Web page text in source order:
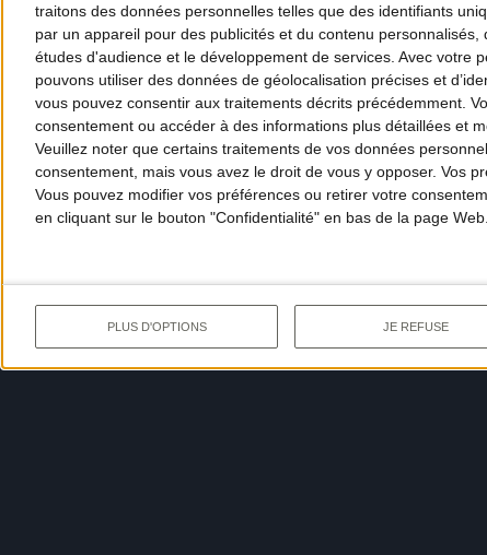
traitons des données personnelles telles que des identifiants
par un appareil pour des publicités et du contenu
études d'audience et le développement de services. Avec votre
pouvons utiliser des données de géolocalisation précises et
vous pouvez consentir aux traitements décrits précédemment.
consentement ou accéder à des informations plus détaillées et
Veuillez noter que certains traitements de vos données
consentement, mais vous avez le droit de vous y opposer. Vos
Vous pouvez modifier vos préférences ou retirer votre
en cliquant sur le bouton "Confidentialité" en bas de la page Web.
PLUS D'OPTIONS JE REFUSE